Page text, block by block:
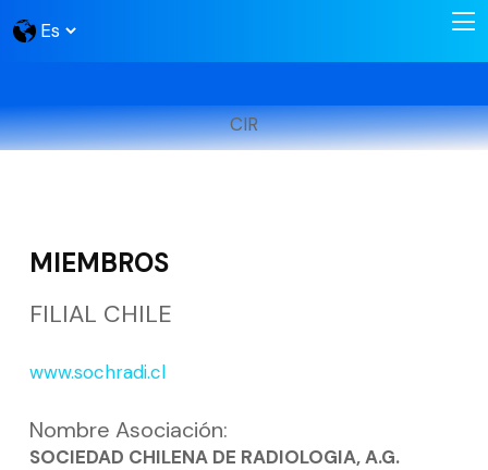
CIR
MIEMBROS
FILIAL CHILE
www.sochradi.cl
Nombre Asociación:
SOCIEDAD CHILENA DE RADIOLOGIA, A.G.